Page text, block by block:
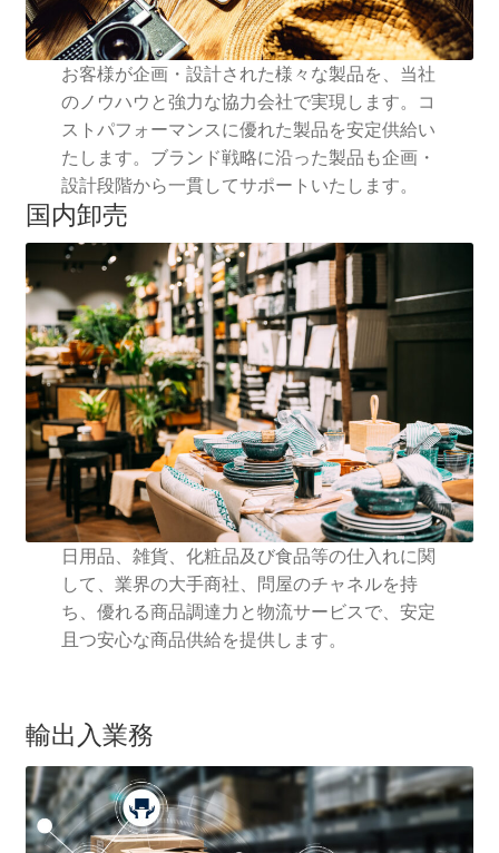
お客様が企画・設計された様々な製品を、当社
のノウハウと強力な協力会社で実現します。コ
ストパフォーマンスに優れた製品を安定供給い
たします。ブランド戦略に沿った製品も企画・
設計段階から一貫してサポートいたします。
国内卸売
日用品、雑貨、化粧品及び食品等の仕入れに関
して、業界の大手商社、問屋のチャネルを持
ち、優れる商品調達力と物流サービスで、安定
且つ安心な商品供給を提供します。
輸出入業務